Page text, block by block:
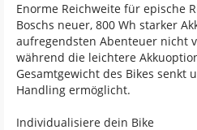
Enorme Reichweite für epische
Boschs neuer, 800 Wh starker
aufregendsten Abenteuer nicht
während die leichtere
Gesamtgewicht des Bikes senkt
Handling ermöglicht.
Individualisiere dein Bike